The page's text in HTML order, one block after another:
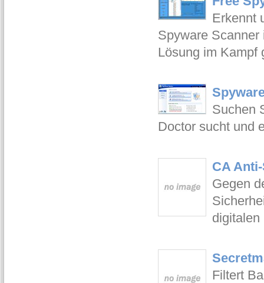
Erkennt
Spyware
Lösung im Kampf
Suchen
Doctor sucht und
CA
Gegen
digitalen
Filtert